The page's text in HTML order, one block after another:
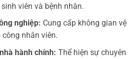
viên và bệnh nhân.
nghiệp: Cung cấp không gian vệ
nhân viên.
hành chính: Thể hiện sự chuyên